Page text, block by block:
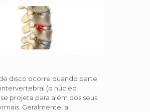
disco ocorre quando parte
(o núcleo
projeta para além dos seus
Geralmente, a